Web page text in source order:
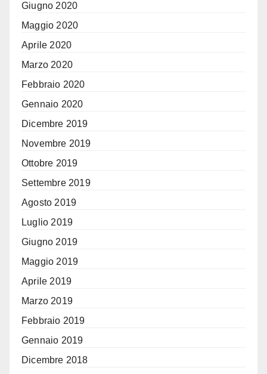
Giugno 2020
Maggio 2020
Aprile 2020
Marzo 2020
Febbraio 2020
Gennaio 2020
Dicembre 2019
Novembre 2019
Ottobre 2019
Settembre 2019
Agosto 2019
Luglio 2019
Giugno 2019
Maggio 2019
Aprile 2019
Marzo 2019
Febbraio 2019
Gennaio 2019
Dicembre 2018